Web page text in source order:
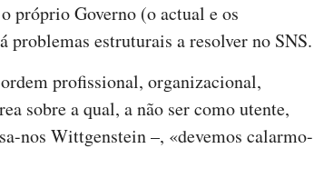
próprio Governo (o actual e os
problemas estruturais a resolver no SNS.
profissional, organizacional,
sobre a qual, a não ser como utente,
nos Wittgenstein –, «devemos calarmo-